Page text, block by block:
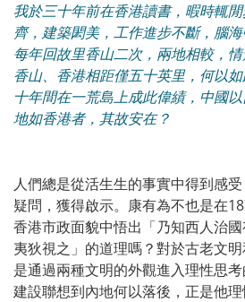
我於三十年前在香港讀書，暇時輒
齊，建築閎美，工作進步不斷，腦
每年回故里香山二次，兩地相較，
香山、香港相距僅五十英里，何以
十年間在一荒島上成此偉績，中國
地如香港者，其故安在？
人們總是從活生生的事實中得到感
疑問，獲得啟示。康有為不也是在
香港市政面貌中悟出「乃知西人治
夷狄視之」的道理嗎？對於古老文
是通過兩種文明的外觀進入理性思
建設聯想到內地何以落後，正是他理